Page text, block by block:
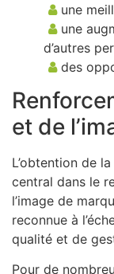
une
une
d’autres
des
et de
L’obtention de
central dans le
l’image de
reconnue à
qualité et de
Pour de